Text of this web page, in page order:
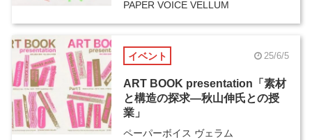
PAPER VOICE VELLUM
イベント 25/6/5
ART BOOK presentation「素材
と構造の探求―秋山伸氏との授
業」
ペーパーボイス ヴェラム